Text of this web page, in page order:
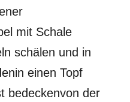
mit Schale
schälen und in
einen Topf
bedeckenvon der